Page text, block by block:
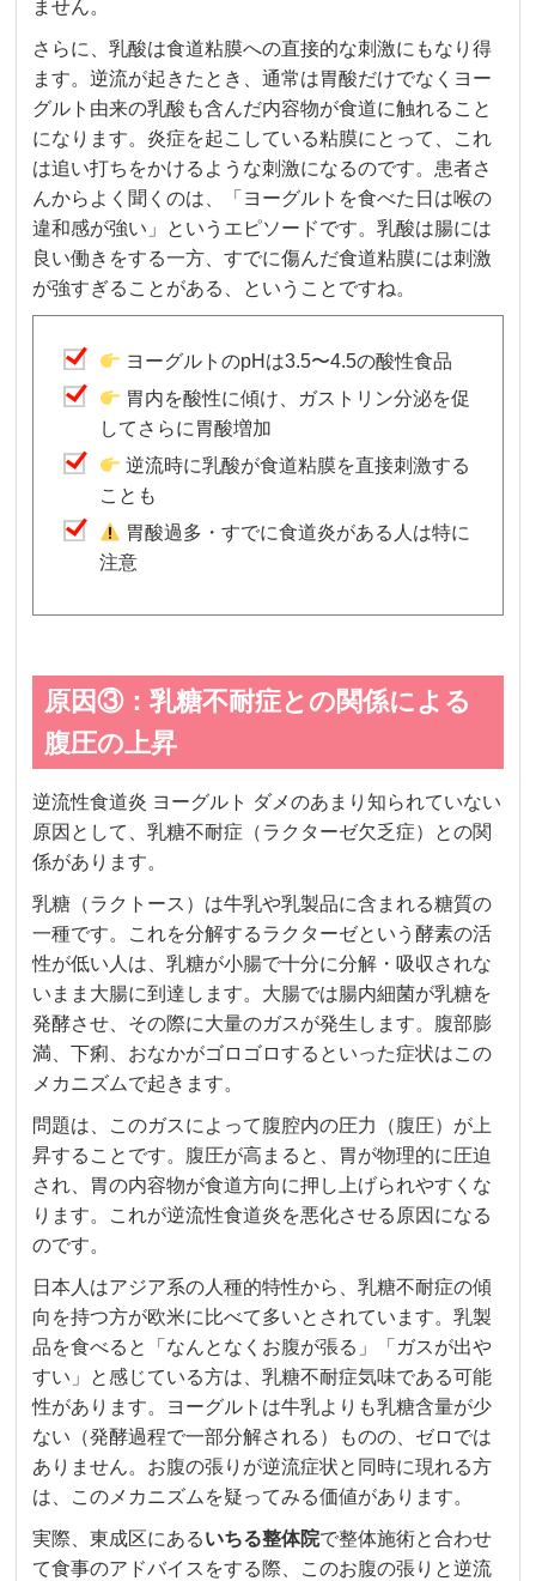
ません。
さらに、乳酸は食道粘膜への直接的な刺激にもなり得
ます。逆流が起きたとき、通常は胃酸だけでなくヨー
グルト由来の乳酸も含んだ内容物が食道に触れること
になります。炎症を起こしている粘膜にとって、これ
は追い打ちをかけるような刺激になるのです。患者さ
んからよく聞くのは、「ヨーグルトを食べた日は喉の
違和感が強い」というエピソードです。乳酸は腸には
良い働きをする一方、すでに傷んだ食道粘膜には刺激
が強すぎることがある、ということですね。
ヨーグルトのpHは3.5〜4.5の酸性食品
胃内を酸性に傾け、ガストリン分泌を促
してさらに胃酸増加
逆流時に乳酸が食道粘膜を直接刺激する
ことも
胃酸過多・すでに食道炎がある人は特に
注意
原因③：乳糖不耐症との関係による
腹圧の上昇
逆流性食道炎 ヨーグルト ダメのあまり知られていない
原因として、乳糖不耐症（ラクターゼ欠乏症）との関
係があります。
乳糖（ラクトース）は牛乳や乳製品に含まれる糖質の
一種です。これを分解するラクターゼという酵素の活
性が低い人は、乳糖が小腸で十分に分解・吸収されな
いまま大腸に到達します。大腸では腸内細菌が乳糖を
発酵させ、その際に大量のガスが発生します。腹部膨
満、下痢、おなかがゴロゴロするといった症状はこの
メカニズムで起きます。
問題は、このガスによって腹腔内の圧力（腹圧）が上
昇することです。腹圧が高まると、胃が物理的に圧迫
され、胃の内容物が食道方向に押し上げられやすくな
ります。これが逆流性食道炎を悪化させる原因になる
のです。
日本人はアジア系の人種的特性から、乳糖不耐症の傾
向を持つ方が欧米に比べて多いとされています。乳製
品を食べると「なんとなくお腹が張る」「ガスが出や
すい」と感じている方は、乳糖不耐症気味である可能
性があります。ヨーグルトは牛乳よりも乳糖含量が少
ない（発酵過程で一部分解される）ものの、ゼロでは
ありません。お腹の張りが逆流症状と同時に現れる方
は、このメカニズムを疑ってみる価値があります。
実際、東成区にあるいちる整体院で整体施術と合わせ
て食事のアドバイスをする際、このお腹の張りと逆流